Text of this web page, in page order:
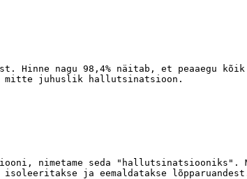
Hinne nagu 98,4% näitab, et peaaegu
juhuslik hallutsinatsioon.
nimetame seda "hallutsinatsiooniks".
ja eemaldatakse